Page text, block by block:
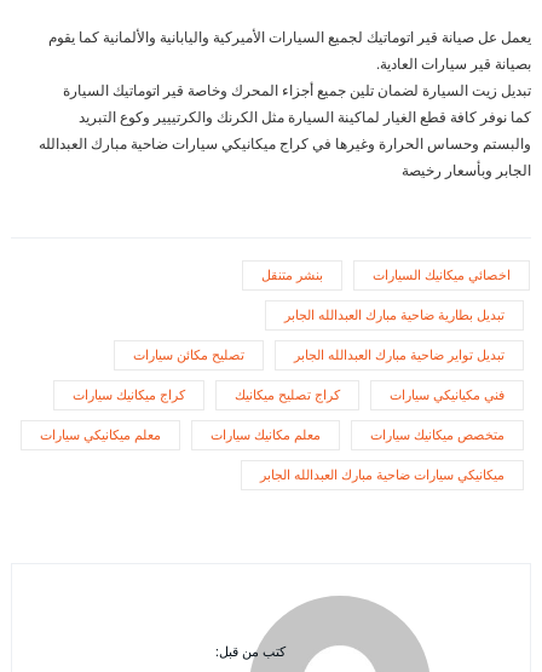
يعمل عل صيانة قير اتوماتيك لجميع السيارات الأميركية واليابانية والألمانية كما يقوم
بصيانة قير سيارات العادية.
تبديل زيت السيارة لضمان تلين جميع أجزاء المحرك وخاصة قير اتوماتيك السيارة
كما نوفر كافة قطع الغيار لماكينة السيارة مثل الكرنك والكرتييير وكوع التبريد
والبستم وحساس الحرارة وغيرها في كراج ميكانيكي سيارات ضاحية مبارك العبدالله
الجابر وبأسعار رخيصة
اخصائي ميكانيك السيارات بنشر متنقل
تبديل بطارية ضاحية مبارك العبدالله الجابر
تبديل تواير ضاحية مبارك العبدالله الجابر تصليح مكائن سيارات
فني مكيانيكي سيارات كراج تصليح ميكانيك كراج ميكانيك سيارات
متخصص ميكانيك سيارات معلم مكانيك سيارات معلم ميكانيكي سيارات
ميكانيكي سيارات ضاحية مبارك العبدالله الجابر
كتب من قبل: